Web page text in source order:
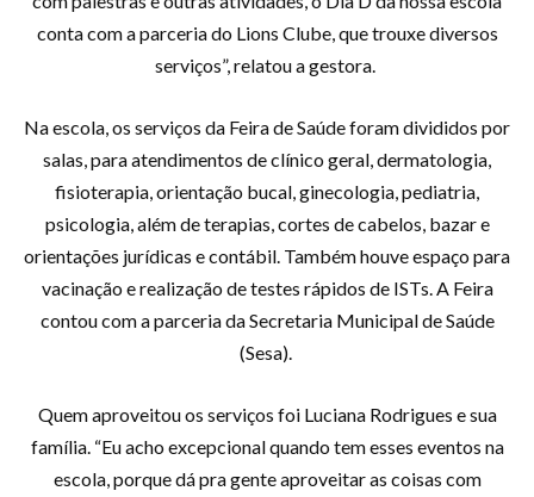
conta com a parceria do Lions Clube, que trouxe diversos
serviços”, relatou a gestora.
Na escola, os serviços da Feira de Saúde foram divididos por
salas, para atendimentos de clínico geral, dermatologia,
fisioterapia, orientação bucal, ginecologia, pediatria,
psicologia, além de terapias, cortes de cabelos, bazar e
orientações jurídicas e contábil. Também houve espaço para
vacinação e realização de testes rápidos de ISTs. A Feira
contou com a parceria da Secretaria Municipal de Saúde
(Sesa).
Quem aproveitou os serviços foi Luciana Rodrigues e sua
família. “Eu acho excepcional quando tem esses eventos na
escola, porque dá pra gente aproveitar as coisas com